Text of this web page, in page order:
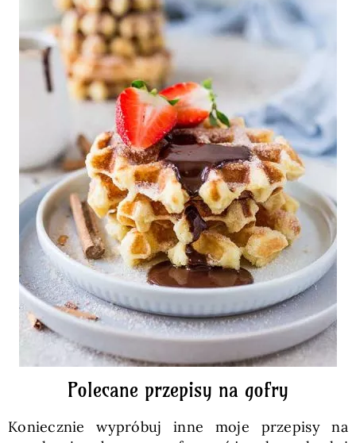
Polecane przepisy na gofry
Koniecznie wypróbuj inne moje przepisy na